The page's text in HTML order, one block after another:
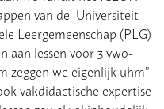
van de Universiteit
Leergemeenschap (PLG)
aan lessen voor 3 vwo-
zeggen we eigenlijk uhm”
vakdidactische expertise